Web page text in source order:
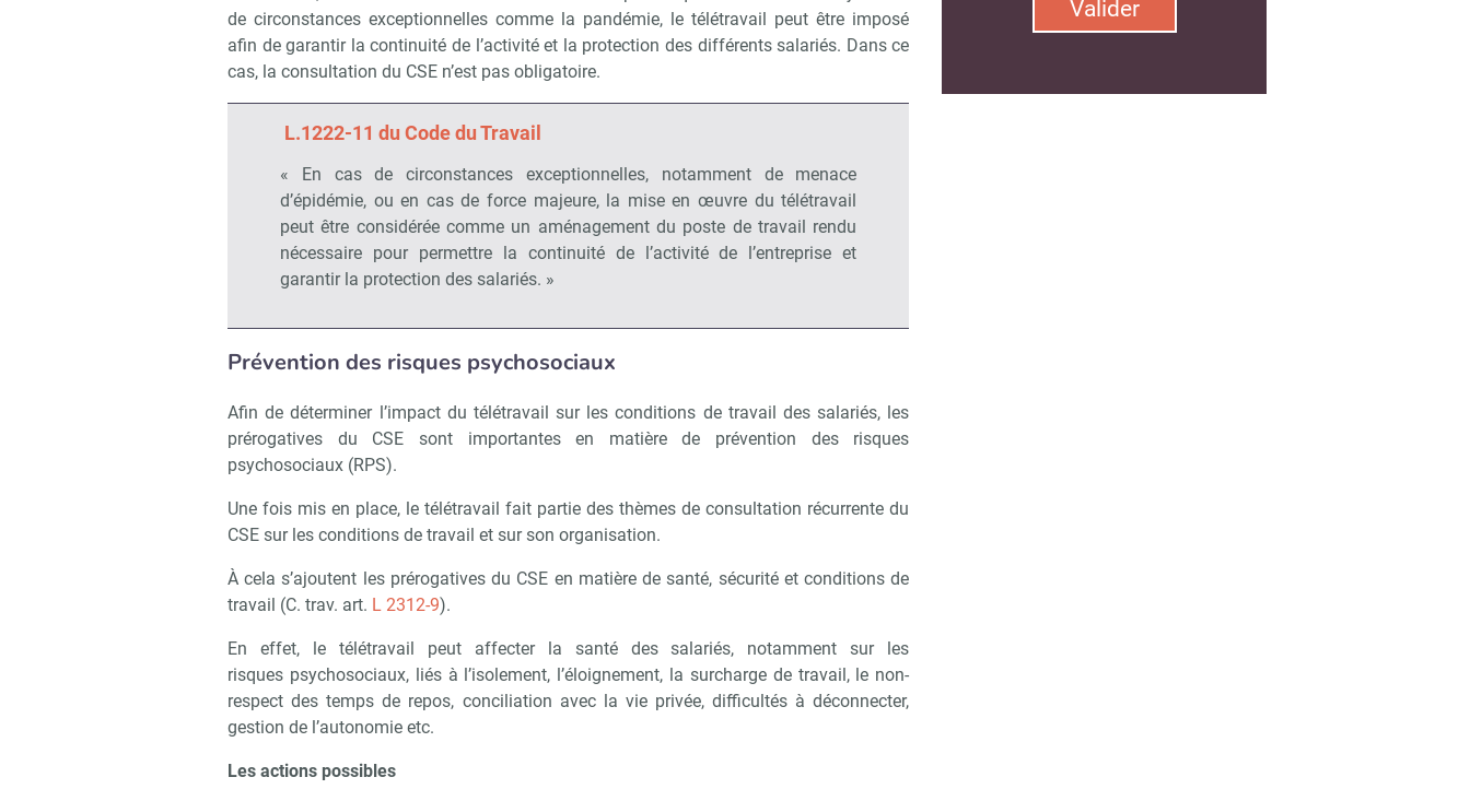
de circonstances exceptionnelles comme la pandémie, le télétravail peut être imposé
afin de garantir la continuité de l’activité et la protection des différents salariés. Dans ce
cas, la consultation du CSE n’est pas obligatoire.
L.1222-11 du Code du Travail
« En cas de circonstances exceptionnelles, notamment de menace
d’épidémie, ou en cas de force majeure, la mise en œuvre du télétravail
peut être considérée comme un aménagement du poste de travail rendu
nécessaire pour permettre la continuité de l’activité de l’entreprise et
garantir la protection des salariés. »
Prévention des risques psychosociaux
Afin de déterminer l’impact du télétravail sur les conditions de travail des salariés, les
prérogatives du CSE sont importantes en matière de prévention des risques
psychosociaux (RPS).
Une fois mis en place, le télétravail fait partie des thèmes de consultation récurrente du
CSE sur les conditions de travail et sur son organisation.
À cela s’ajoutent les prérogatives du CSE en matière de santé, sécurité et conditions de
travail (C. trav. art. L 2312-9).
En effet, le télétravail peut affecter la santé des salariés, notamment sur les
risques psychosociaux, liés à l’isolement, l’éloignement, la surcharge de travail, le non-
respect des temps de repos, conciliation avec la vie privée, difficultés à déconnecter,
gestion de l’autonomie etc.
Les actions possibles
Recevoir CSE Matin